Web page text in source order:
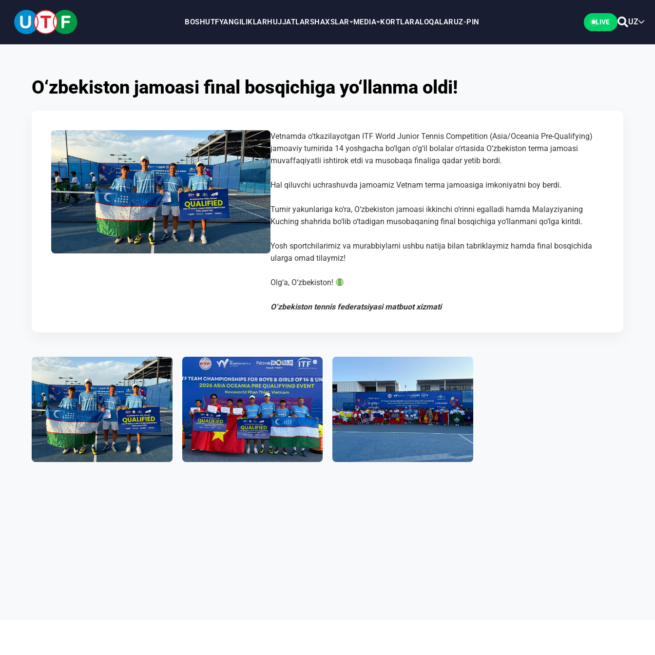
BOSHUTFYANGILIKLARHUJJATLARSHAXSLAR MEDIA KORTLARALOQALARUZ-PIN LIVE UZ
YANGILIKLAR
HUJJATLAR
SHAXSLAR
O‘zbekiston jamoasi final bosqichiga yo‘llanma oldi!
Vetnamda o‘tkazilayotgan ITF World Junior Tennis Competition (Asia/Oceania Pre-Qualifying)
jamoaviy turnirida 14 yoshgacha bo‘lgan o‘g‘il bolalar o‘rtasida O‘zbekiston terma jamoasi
muvaffaqiyatli ishtirok etdi va musobaqa finaliga qadar yetib bordi.
Hal qiluvchi uchrashuvda jamoamiz Vetnam terma jamoasiga imkoniyatni boy berdi.
Turnir yakunlariga ko‘ra, O‘zbekiston jamoasi ikkinchi o‘rinni egalladi hamda Malayziyaning
Kuching shahrida bo‘lib o‘tadigan musobaqaning final bosqichiga yo‘llanmani qo‘lga kiritdi.
Yosh sportchilarimiz va murabbiylarni ushbu natija bilan tabriklaymiz hamda final bosqichida
ularga omad tilaymiz!
Olg‘a, O‘zbekiston!
O‘zbekiston tennis federatsiyasi matbuot xizmati